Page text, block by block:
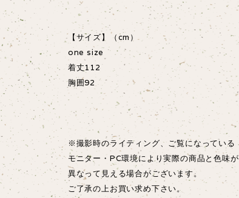
【サイズ】（cm）
one size
着丈112
胸囲92
※撮影時のライティング、ご覧になっている
モニター・PC環境により実際の商品と色味が
異なって見える場合がございます。
ご了承の上お買い求め下さい。